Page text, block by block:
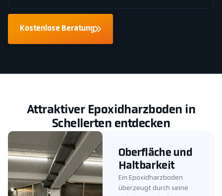
Kostenlose Beratung
Attraktiver Epoxidharzboden in
Schellerten entdecken
Oberfläche und
Haltbarkeit
Ein Epoxidharzboden
überzeugt durch seine